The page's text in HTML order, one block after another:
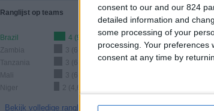
consent to our and our 824
detailed information and
some processing of your
processing. Your preferences
consent at any time by
Ranglijst op teams
Brazil
4 (9,3%)
Zambia
3 (6,98%)
Tanzania
3 (6,98%)
Mali
3 (6,98%)
Niger
2 (4,65%)
Bekijk volledige ranglijst